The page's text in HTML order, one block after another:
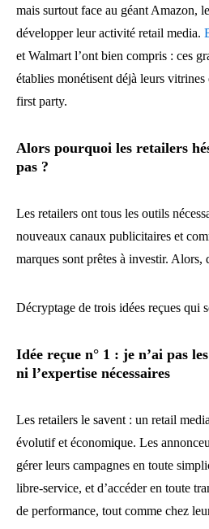
mais surtout face au géant Amazon,
développer leur activité retail media.
et Walmart l’ont bien compris : ces
établies monétisent déjà leurs
first party.
Alors pourquoi les retailers
pas ?
Les retailers ont tous les outils
nouveaux canaux publicitaires et
marques sont prêtes à investir. Alors,
Décryptage de trois idées reçues qui
Idée reçue n° 1 : je n’ai pas
ni l’expertise nécessaires
Les retailers le savent : un retail
évolutif et économique. Les
gérer leurs campagnes en toute
libre-service, et d’accéder en toute
de performance, tout comme chez